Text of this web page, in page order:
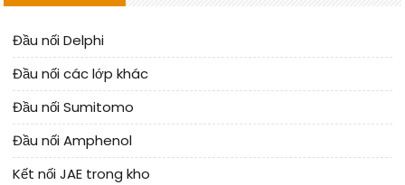
Đầu nối Delphi
Đầu nối các lớp khác
Đầu nối Sumitomo
Đầu nối Amphenol
Kết nối JAE trong kho